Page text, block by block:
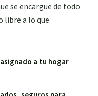
se encargue de todo
libre a lo que
a tu hogar